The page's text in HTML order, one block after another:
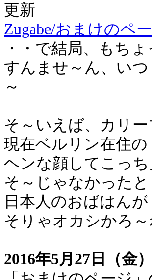
更新
Zugabe/おまけのペ
・・で結局、もち
すんませ～ん、い
～
そ～いえば、カリ
現在ベルリン在住
ヘンな顔してこっ
そ～じゃなかったと
日本人のおばはん
そりゃオカシかろ～
2016年5月27日（金）